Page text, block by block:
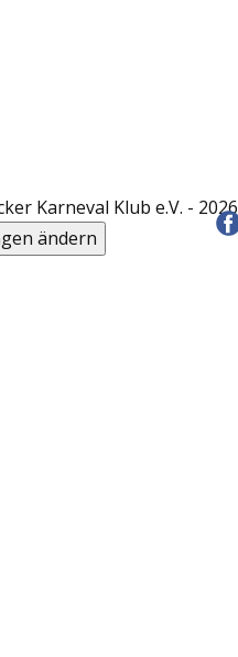
Karneval Klub e.V. - 2026
ändern